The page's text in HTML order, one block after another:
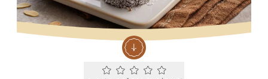
Current rating 0.0. Click to rate.